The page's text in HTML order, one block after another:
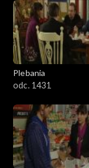
Plebania
odc. 1431